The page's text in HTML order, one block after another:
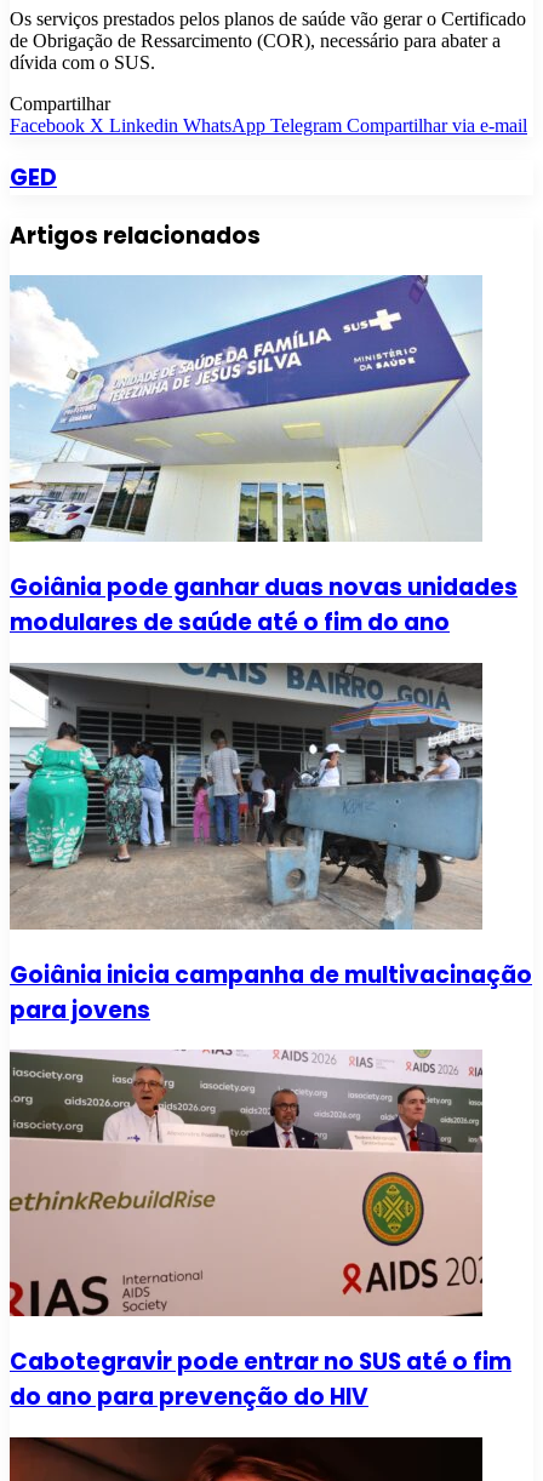
Os serviços prestados pelos planos de saúde vão gerar o Certificado
de Obrigação de Ressarcimento (COR), necessário para abater a
dívida com o SUS.
Compartilhar
Facebook X Linkedin WhatsApp Telegram Compartilhar via e-mail
GED
Artigos relacionados
Goiânia pode ganhar duas novas unidades
modulares de saúde até o fim do ano
Goiânia inicia campanha de multivacinação
para jovens
Cabotegravir pode entrar no SUS até o fim
do ano para prevenção do HIV